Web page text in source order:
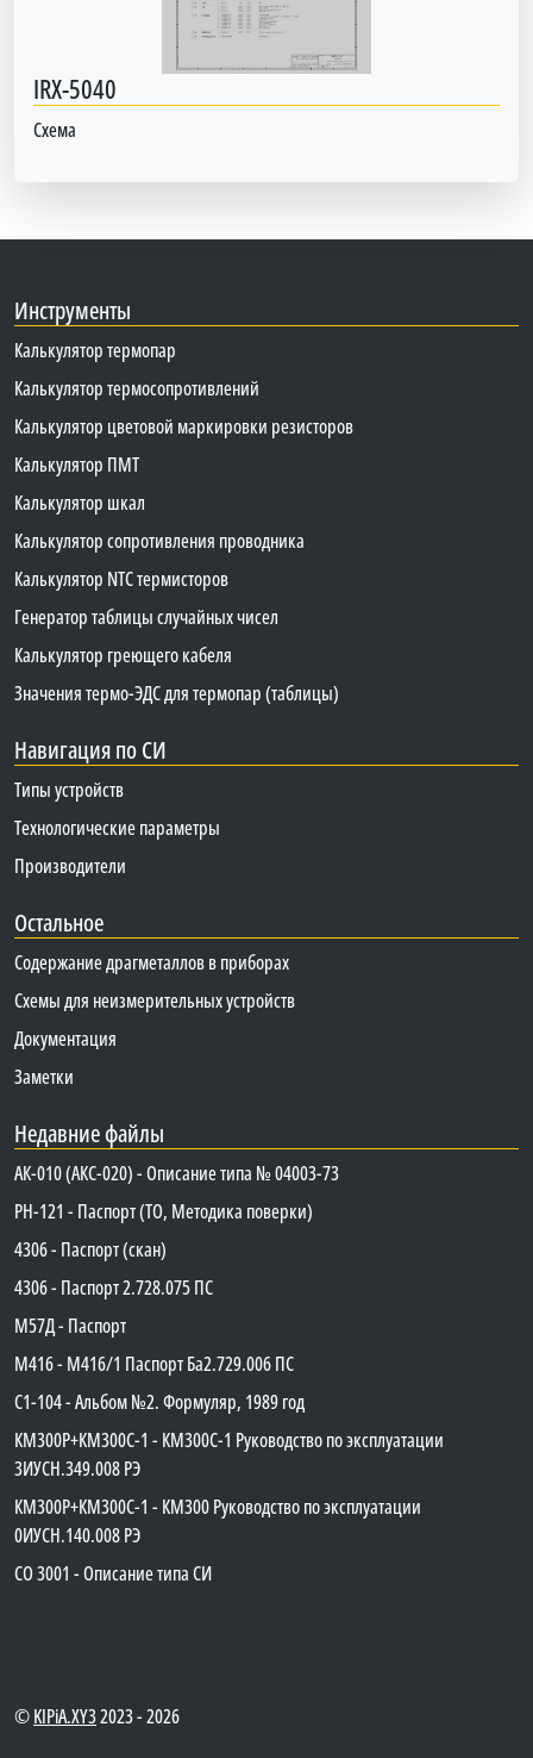
IRX-5040
Схема
Инструменты
Калькулятор термопар
Калькулятор термосопротивлений
Калькулятор цветовой маркировки резисторов
Калькулятор ПМТ
Калькулятор шкал
Калькулятор сопротивления проводника
Калькулятор NTC термисторов
Генератор таблицы случайных чисел
Калькулятор греющего кабеля
Значения термо-ЭДС для термопар (таблицы)
Навигация по СИ
Типы устройств
Технологические параметры
Производители
Остальное
Содержание драгметаллов в приборах
Схемы для неизмерительных устройств
Документация
Заметки
Недавние файлы
АК-010 (АКС-020) - Описание типа № 04003-73
PH-121 - Паспорт (ТО, Методика поверки)
4306 - Паспорт (скан)
4306 - Паспорт 2.728.075 ПС
М57Д - Паспорт
М416 - М416/1 Паспорт Ба2.729.006 ПС
C1-104 - Альбом №2. Формуляр, 1989 год
КМ300Р+КМ300С-1 - КМ300C-1 Руководство по эксплуатации
3ИУСН.349.008 РЭ
КМ300Р+КМ300С-1 - КМ300 Руководство по эксплуатации
0ИУСН.140.008 РЭ
СО 3001 - Описание типа СИ
©KIPiA.XY32023 - 2026